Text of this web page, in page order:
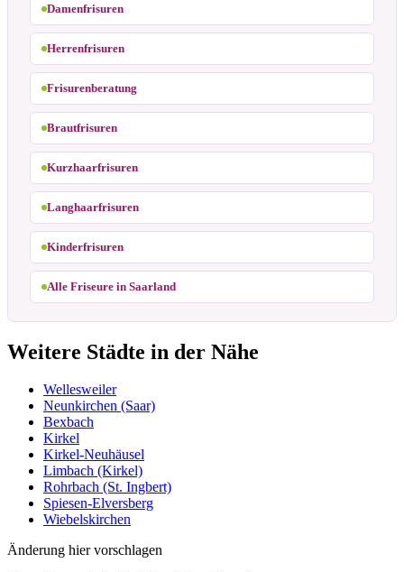
Damenfrisuren
Herrenfrisuren
Frisurenberatung
Brautfrisuren
Kurzhaarfrisuren
Langhaarfrisuren
Kinderfrisuren
Alle Friseure in Saarland
Weitere Städte in der Nähe
Wellesweiler
Neunkirchen (Saar)
Bexbach
Kirkel
Kirkel-Neuhäusel
Limbach (Kirkel)
Rohrbach (St. Ingbert)
Spiesen-Elversberg
Wiebelskirchen
Änderung hier vorschlagen